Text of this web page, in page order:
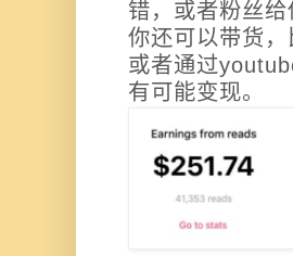
错，或者粉丝
你还可以带货
或者通过
有可能变现。